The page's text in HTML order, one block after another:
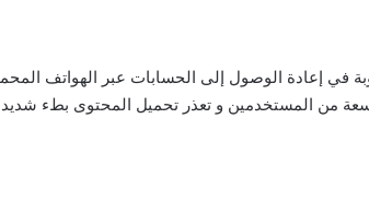
في إعادة الوصول إلى الحسابات عبر الهواتف
من المستخدمين و تعذر تحميل المحتوى بطء